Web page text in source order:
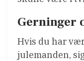
Gerninger
Hvis du har
julemanden,